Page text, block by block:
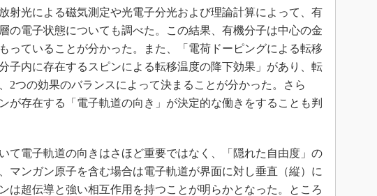
射光による磁気測定や光電子分光および理論計算によって、有
の電子状態についても調べた。この結果、有機分子は中心の金
っていることが分かった。また、「電荷ドーピングによる転移
子内に存在するスピンによる転移温度の降下効果」があり、転
2つの効果のバランスによって決まることが分かった。さら
が存在する「電子軌道の向き」が決定的な働きをすることも判
て電子軌道の向きはさほど重要ではなく、「隠れた自由度」の
マンガン原子を含む場合は電子軌道が界面に対し垂直（縦）に
は超伝導と強い相互作用を持つことが明らかとなった。ところ